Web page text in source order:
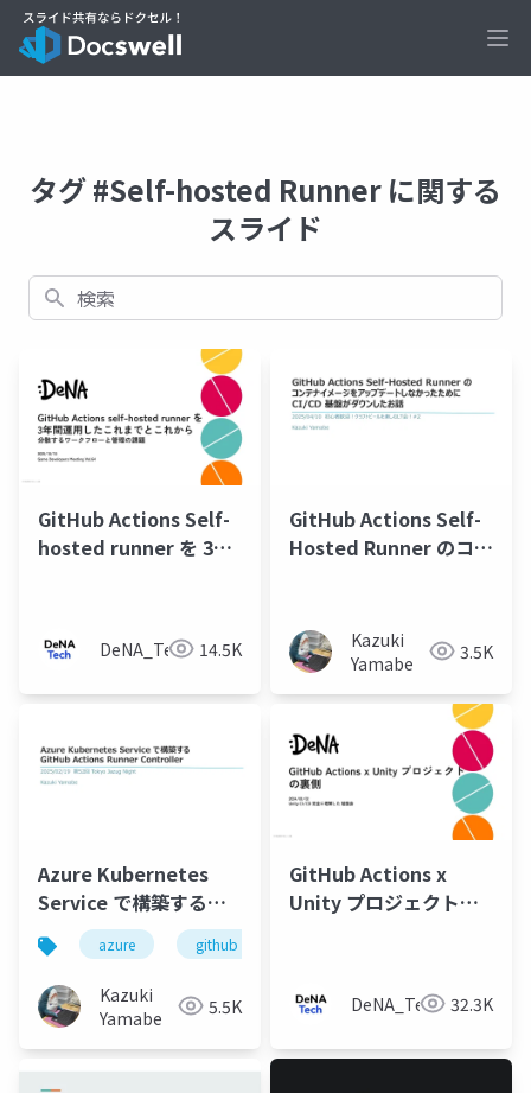
タグ #Self-hosted Runner に関する
スライド
検索
GitHub Actions Self-
hosted runner を 3年
ークフローと管理の課
題
DeNA_Tech 14.5K
GitHub Actions Self-
Hosted Runner のコン
にCI/CD 基盤がダウン
したお話
Kazuki
Yamabe
3.5K
Azure Kubernetes
Service で構築する
GitHub Actions
Runner Controller
azure github
Kazuki
Yamabe
5.5K
GitHub Actions x
Unity プロジェクトの
DeNA_Tech 32.3K